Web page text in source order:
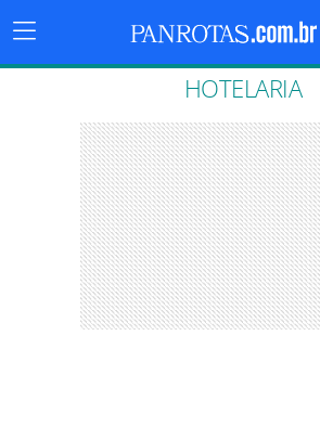
Menu
Principal
HOTELARIA